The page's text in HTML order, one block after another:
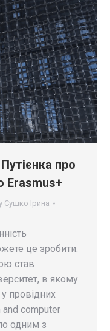
про
Erasmus+
Сушко Ірина
це зробити.
став
в якому
провідних
computer
одним з